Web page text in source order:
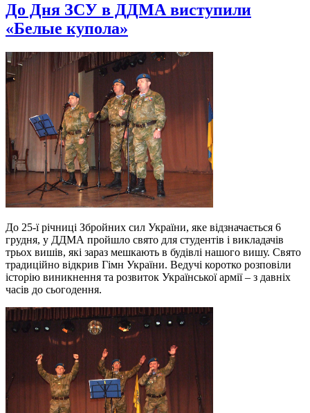
До Дня ЗСУ в ДДМА виступили
«Белые купола»
До 25-ї річниці Збройних сил України, яке відзначається 6
грудня, у ДДМА пройшло свято для студентів і викладачів
трьох вишів, які зараз мешкають в будівлі нашого вишу. Свято
традиційно відкрив Гімн України. Ведучі коротко розповіли
історію виникнення та розвиток Української армії – з давніх
часів до сьогодення.